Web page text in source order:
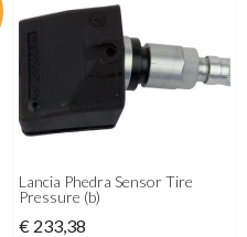
Lancia Phedra Sensor Tire
Pressure (b)
€ 233,38